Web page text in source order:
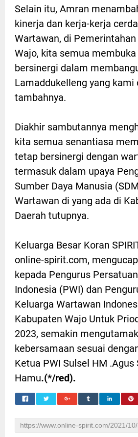
Selain itu, Amran
kinerja dan kerja-kerja
Wartawan, di
Wajo, kita semua
bersinergi dalam
Lamaddukelleng yang kami
tambahnya.
Diakhir sambutannya
kita semua senantiasa
tetap bersinergi dengan
termasuk dalam upaya
Sumber Daya Manusia
Wartawan di yang ada di
Daerah tutupnya.
Keluarga Besar Koran
online-spirit.com,
kepada Pengurus
Indonesia (PWI) dan
Keluarga Wartawan
Kabupaten Wajo Untuk
2023, semakin
kebersamaan sesuai
Ketua PWI Sulsel HM
Hamu.(*/red).